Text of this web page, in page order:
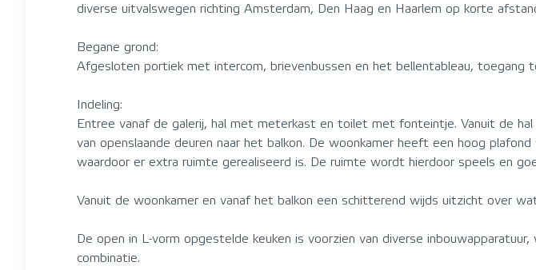
diverse uitvalswegen richting Amsterdam, Den Haag en Haarlem op korte
Begane grond:
Afgesloten portiek met intercom, brievenbussen en het bellentableau, toegang
Indeling:
Entree vanaf de galerij, hal met meterkast en toilet met fonteintje. Vanuit de
van openslaande deuren naar het balkon. De woonkamer heeft een hoog
waardoor er extra ruimte gerealiseerd is. De ruimte wordt hierdoor speels en
Vanuit de woonkamer en vanaf het balkon een schitterend wijds uitzicht over
De open in L-vorm opgestelde keuken is voorzien van diverse
combinatie.